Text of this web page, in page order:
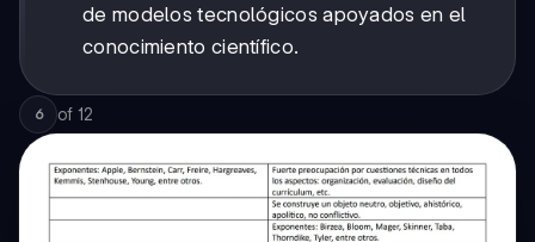
de modelos tecnológicos apoyados en el
conocimiento científico.
6 of 12